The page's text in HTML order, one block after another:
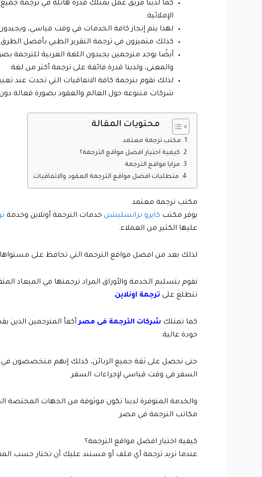
كما لدينا فريق عمل يمتلك قدرة هائلة في ترجمة
الإملائية.
لهذا يتم إنجاز كافة الخدمات في وقت قياسي،
كذلك متميزون في ترجمة التقرير الطبي بأفضل الطرق
أيضًا يوجد مترجمين يجيدون اللغة العربية للترجمة
والمعنى، ولدينا قدرة فائقة على ترجمة أكثر من لغة.
لذلك نقوم بترجمة كافة الاتفاقيات التي تحدث عند
شركات متنوعة حول العالم والعقود بصورة فعالة
محتويات المقالة
مكتب ترجمة معتمد
كيفية اختيار افضل مواقع الترجمة؟
مزايا مواقع الترجمة
متطلبات افضل مواقع الترجمة العقود والاتفاقيات
مكتب ترجمة معتمد
يوفر مكتب كايرو ترانسليشن خدمات الترجمة أونلاين وخدمة
عليها الكثير من العملاء.
لذلك يعد من افضل مواقع الترجمة التي تحافظ على
نقوم بتسليم الخدمة والأوراق المراد ترجمتها في الميعاد
تتطلع على ترجمة اونلاين.
كما تمتلك شركات الترجمة فى مصرأكفأ المترجمين الذين
جودة عالية.
حتى نحصل على ثقة جميع الزبائن، كذلك إنهم متخصصون في
السفر في وقت قياسي لإجراءات السفر.
والخدمة المتوفرة لدينا تكون موثوقة من الجهات المختصة
مكاتب الترجمة في مصر.
كيفية اختيار افضل مواقع الترجمة؟
عندما تريد ترجمة أي ملف أو مستند عليك أن تختار حسب